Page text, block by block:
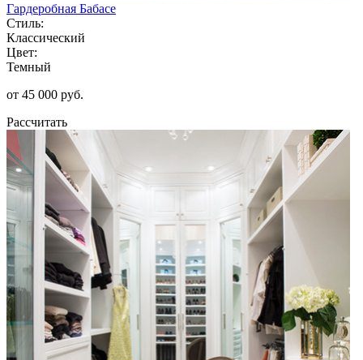
Гардеробная Бабасе
Стиль:
Классический
Цвет:
Темный
от 45 000 руб.
Рассчитать